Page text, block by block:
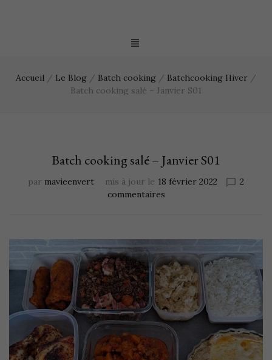
Accueil / Le Blog / Batch cooking / Batchcooking Hiver /
Batch cooking salé – Janvier S01
Batch cooking salé – Janvier S01
par mavieenvert mis à jour le 18 février 2022
2
commentaires